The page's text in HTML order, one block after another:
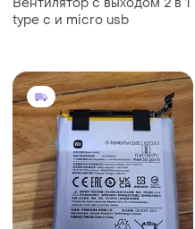
Вентилятор с выходом 2 в 1
type c и micro usb